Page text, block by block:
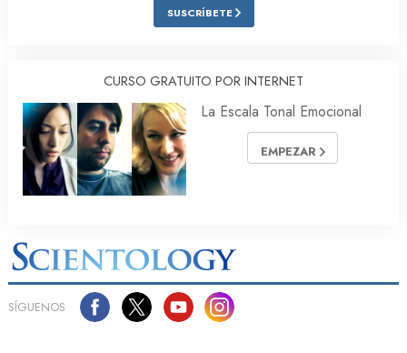
SUSCRÍBETE
CURSO GRATUITO POR INTERNET
La Escala Tonal Emocional
EMPEZAR
SÍGUENOS